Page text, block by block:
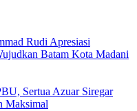
Rudi Apresiasi
Batam Kota Madani
Sertua Azuar Siregar
Maksimal